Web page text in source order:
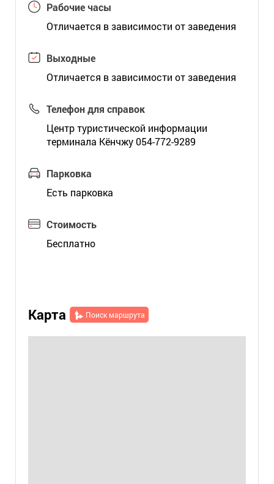
Рабочие часы
Отличается в зависимости от заведения
Выходные
Отличается в зависимости от заведения
Телефон для справок
Центр туристической информации
терминала Кёнчжу 054-772-9289
Парковка
Есть парковка
Стоимость
Бесплатно
Карта Поиск маршрута